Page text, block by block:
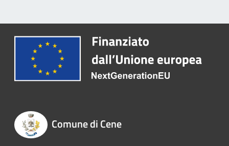
Comune di Cene